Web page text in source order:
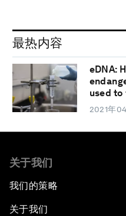
最热内容
eDNA:
used to
2021年
关于我们
我们的策略
关于我们